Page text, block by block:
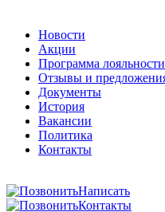
Акции
Программа лояльности
Отзывы и предложения
Документы
История
Вакансии
Политика
Контакты
Контакты